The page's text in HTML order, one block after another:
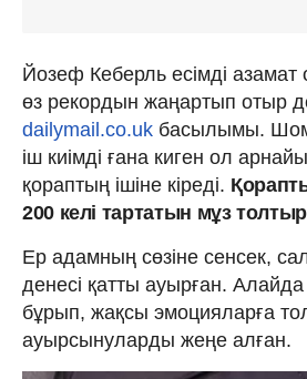
Йозеф Кеберль есімді азамат
өз рекордын жаңартып отыр
dailymail.co.uk басылымы.
іш киімді ғана киген ол
қораптың ішіне кіреді.
200 келі тартатын мұз
Ер адамның сөзіне сенсек,
денесі қатты ауырған.
бұрып, жақсы эмоцияларға
ауырсынуларды жеңе алған.